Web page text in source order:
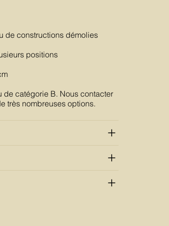
de constructions démolies
positions
de catégorie B. Nous contacter
très nombreuses options.